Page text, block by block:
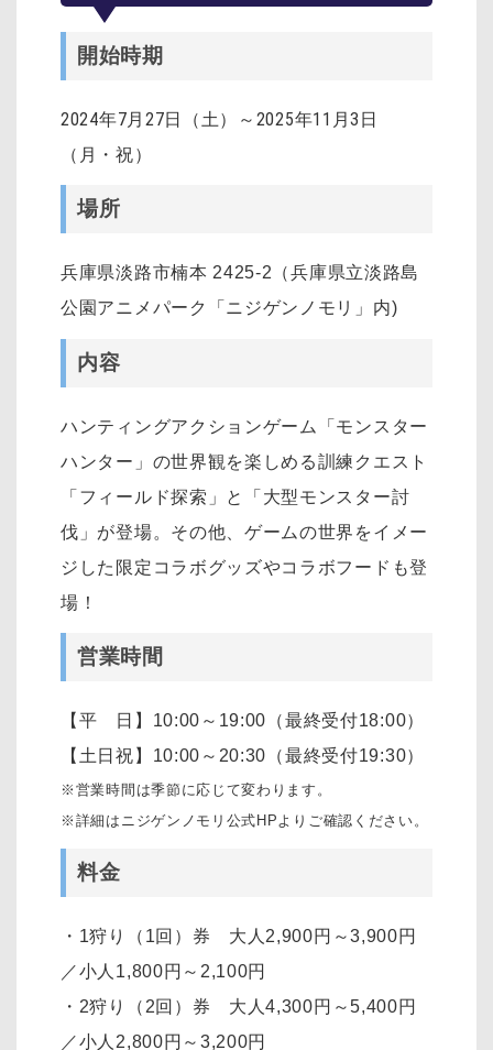
開始時期
2024年7月27日（土）～2025年11月3日
（月・祝）
場所
兵庫県淡路市楠本 2425-2（兵庫県立淡路島
公園アニメパーク「ニジゲンノモリ」内)
内容
ハンティングアクションゲーム「モンスター
ハンター」の世界観を楽しめる訓練クエスト
「フィールド探索」と「大型モンスター討
伐」が登場。その他、ゲームの世界をイメー
ジした限定コラボグッズやコラボフードも登
場！
営業時間
【平 日】10:00～19:00（最終受付18:00）
【土日祝】10:00～20:30（最終受付19:30）
※営業時間は季節に応じて変わります。
※詳細はニジゲンノモリ公式HPよりご確認ください。
料金
・1狩り（1回）券 大人2,900円～3,900円
／小人1,800円～2,100円
・2狩り（2回）券 大人4,300円～5,400円
／小人2,800円～3,200円